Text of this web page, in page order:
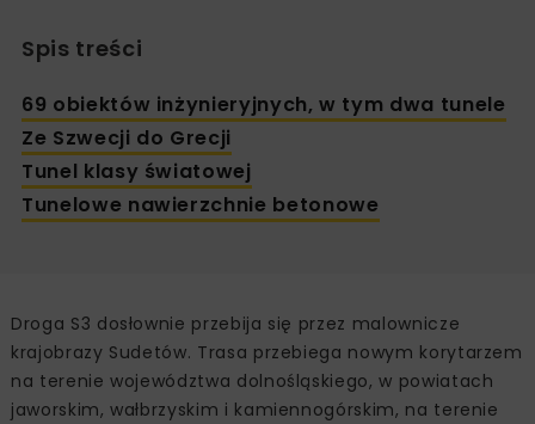
Spis treści
69 obiektów inżynieryjnych, w tym dwa tunele
Ze Szwecji do Grecji
Tunel klasy światowej
Tunelowe nawierzchnie betonowe
Droga S3 dosłownie przebija się przez malownicze
krajobrazy Sudetów. Trasa przebiega nowym korytarzem
na terenie województwa dolnośląskiego, w powiatach
jaworskim, wałbrzyskim i kamiennogórskim, na terenie